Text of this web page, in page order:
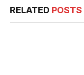
RELATED POSTS